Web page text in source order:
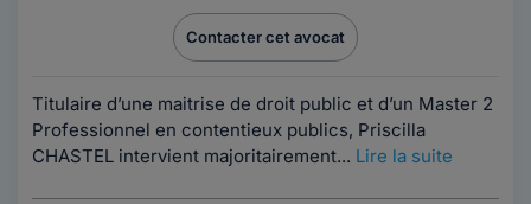
Contacter cet avocat
Titulaire d’une maitrise de droit public et d’un Master 2
Professionnel en contentieux publics, Priscilla
CHASTEL intervient majoritairement... Lire la suite